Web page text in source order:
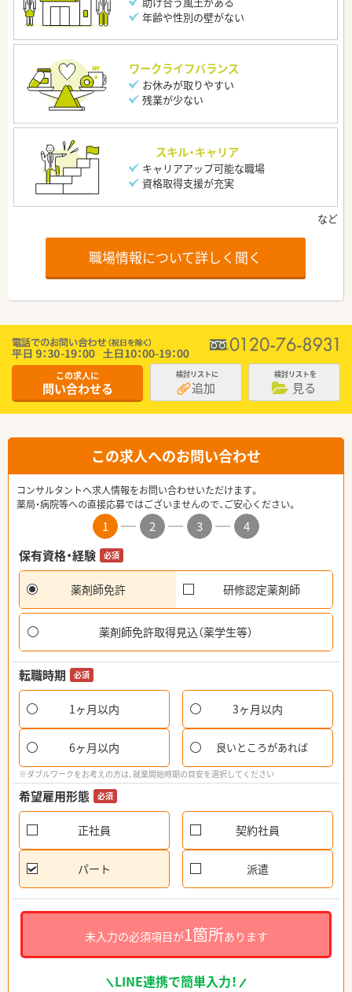
年齢や性別の壁がない
ワークライフバランス
お休みが取りやすい
残業が少ない
スキル・キャリア
キャリアアップ可能な職場
資格取得支援が充実
職場情報について詳しく聞く
この求人に
問い合わせる
検討リストに
追加
検討リストを
見る
この求人へのお問い合わせ
コンサルタントへ求人情報をお問い合わせいただけます。
薬局・病院等への直接応募ではございませんので、ご安心ください。
1 2 3
4
保有資格・経験
必須
薬剤師免許 研修認定薬剤師
薬剤師免許取得見込（薬学生等）
転職時期 必須
1ヶ月以内 3ヶ月以内
6ヶ月以内 良いところがあれば
※ダブルワークをお考えの方は、就業開始時期の目安を選択してください
希望雇用形態 必須
正社員 契約社員
パート 派遣
未入力の必須項目が1箇所あります
LINE連携で簡単入力！